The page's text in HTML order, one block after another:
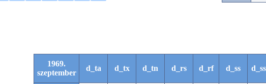
1969.
szeptember
d_ta d_tx d_tn d_rs d_rf d_ss